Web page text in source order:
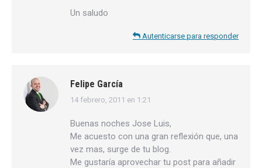
Un saludo
Autenticarse para responder
Felipe García
dice:
14 febrero, 2011 en 1:21
Buenas noches Jose Luis,
Me acuesto con una gran reflexión que, una
vez mas, surge de tu blog.
Me gustaría aprovechar tu post para añadir